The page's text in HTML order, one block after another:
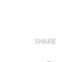
SHARE